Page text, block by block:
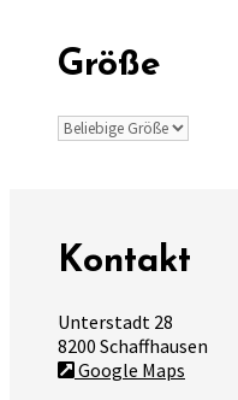
Größe
Kontakt
Unterstadt 28
8200 Schaffhausen
Google Maps